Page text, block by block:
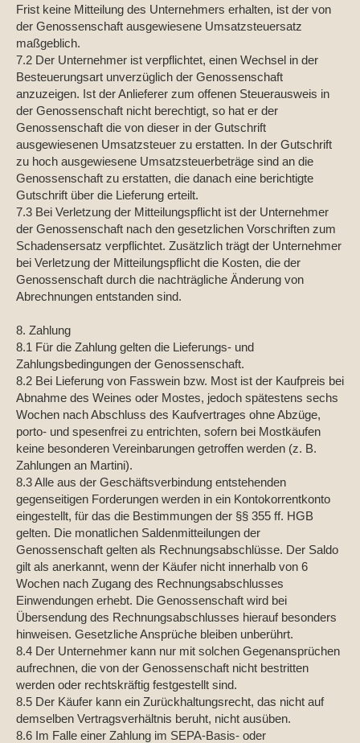
Frist keine Mitteilung des Unternehmers erhalten, ist der von
der Genossenschaft ausgewiesene Umsatzsteuersatz
maßgeblich.
7.2 Der Unternehmer ist verpflichtet, einen Wechsel in der
Besteuerungsart unverzüglich der Genossenschaft
anzuzeigen. Ist der Anlieferer zum offenen Steuerausweis in
der Genossenschaft nicht berechtigt, so hat er der
Genossenschaft die von dieser in der Gutschrift
ausgewiesenen Umsatzsteuer zu erstatten. In der Gutschrift
zu hoch ausgewiesene Umsatzsteuerbeträge sind an die
Genossenschaft zu erstatten, die danach eine berichtigte
Gutschrift über die Lieferung erteilt.
7.3 Bei Verletzung der Mitteilungspflicht ist der Unternehmer
der Genossenschaft nach den gesetzlichen Vorschriften zum
Schadensersatz verpflichtet. Zusätzlich trägt der Unternehmer
bei Verletzung der Mitteilungspflicht die Kosten, die der
Genossenschaft durch die nachträgliche Änderung von
Abrechnungen entstanden sind.
8. Zahlung
8.1 Für die Zahlung gelten die Lieferungs- und
Zahlungsbedingungen der Genossenschaft.
8.2 Bei Lieferung von Fasswein bzw. Most ist der Kaufpreis bei
Abnahme des Weines oder Mostes, jedoch spätestens sechs
Wochen nach Abschluss des Kaufvertrages ohne Abzüge,
porto- und spesenfrei zu entrichten, sofern bei Mostkäufen
keine besonderen Vereinbarungen getroffen werden (z. B.
Zahlungen an Martini).
8.3 Alle aus der Geschäftsverbindung entstehenden
gegenseitigen Forderungen werden in ein Kontokorrentkonto
eingestellt, für das die Bestimmungen der §§ 355 ff. HGB
gelten. Die monatlichen Saldenmitteilungen der
Genossenschaft gelten als Rechnungsabschlüsse. Der Saldo
gilt als anerkannt, wenn der Käufer nicht innerhalb von 6
Wochen nach Zugang des Rechnungsabschlusses
Einwendungen erhebt. Die Genossenschaft wird bei
Übersendung des Rechnungsabschlusses hierauf besonders
hinweisen. Gesetzliche Ansprüche bleiben unberührt.
8.4 Der Unternehmer kann nur mit solchen Gegenansprüchen
aufrechnen, die von der Genossenschaft nicht bestritten
werden oder rechtskräftig festgestellt sind.
8.5 Der Käufer kann ein Zurückhaltungsrecht, das nicht auf
demselben Vertragsverhältnis beruht, nicht ausüben.
8.6 Im Falle einer Zahlung im SEPA-Basis- oder